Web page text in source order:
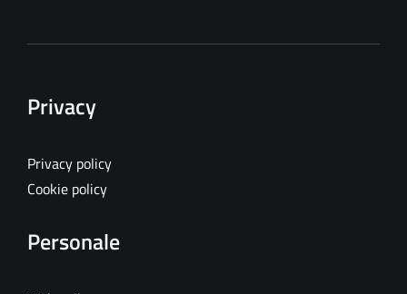
Privacy
Privacy policy
Cookie policy
Personale